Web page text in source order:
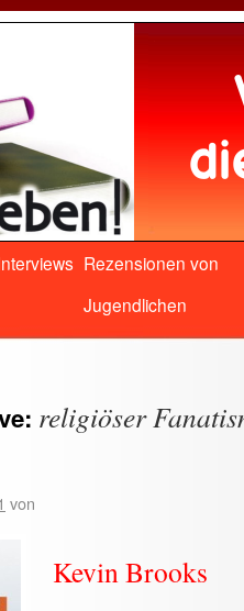
Rezensionen von
Jugendlichen
religiöser
von
Kevin Brooks